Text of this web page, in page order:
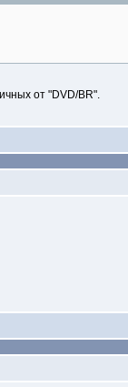
от "DVD/BR".